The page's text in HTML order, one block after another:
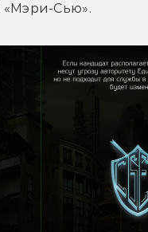
«Мэри-Сью».